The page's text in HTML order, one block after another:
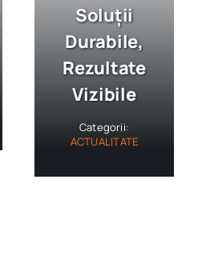
Soluții
Durabile,
Rezultate
Vizibile
Categorii:
ACTUALITATE